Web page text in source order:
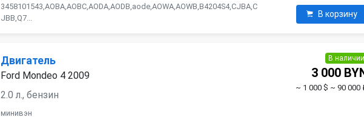
3458101543,AOBA,AOBC,AODA,AODB,aode,AOWA,AOWB,B4204S4,CJBA,C
JBB,Q7...
В корзину
Двигатель
Ford Mondeo 4 2009
2.0 л., бензин
минивэн
В наличии
3 000
~ 1 000 $ ~ 90 000